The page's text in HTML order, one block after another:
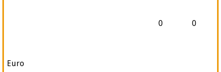
Euro
0 0